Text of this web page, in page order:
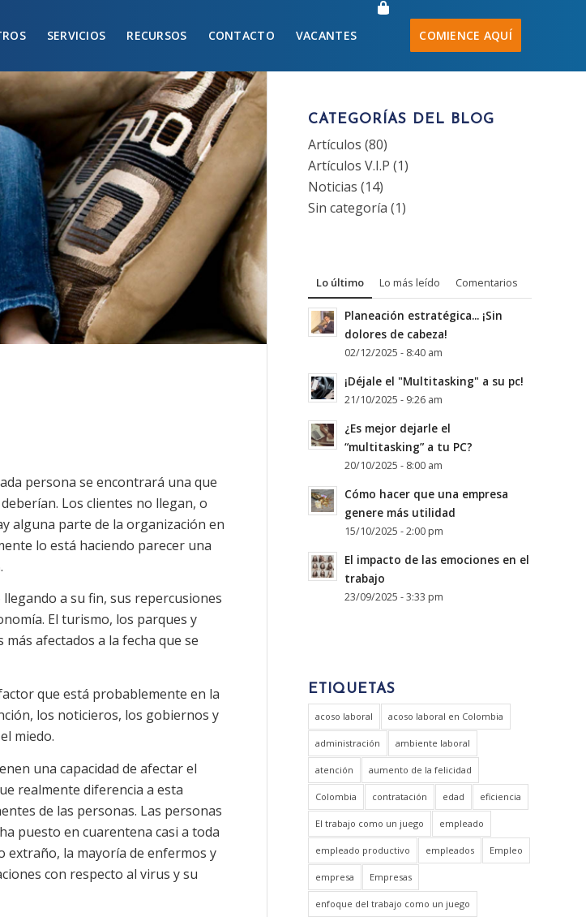
SERVICIOS RECURSOS CONTACTO VACANTES COMIENCE AQUÍ
persona se encontrará una que
Los clientes no llegan, o
alguna parte de la organización en
lo está haciendo parecer una
a su fin, sus repercusiones
El turismo, los parques y
afectados a la fecha que se
que está probablemente en la
los noticieros, los gobiernos y
miedo.
una capacidad de afectar el
realmente diferencia a esta
de las personas. Las personas
puesto en cuarentena casi a toda
extraño, la mayoría de enfermos y
con respecto al virus y su
CATEGORÍAS DEL BLOG
Artículos (80)
Artículos V.I.P (1)
Noticias (14)
Sin categoría (1)
Lo último Lo más leído Comentarios
Planeación estratégica... ¡Sin
dolores de cabeza!
02/12/2025 - 8:40 am
¡Déjale el "Multitasking" a su pc!
21/10/2025 - 9:26 am
¿Es mejor dejarle el
“multitasking” a tu PC?
20/10/2025 - 8:00 am
Cómo hacer que una empresa
genere más utilidad
15/10/2025 - 2:00 pm
El impacto de las emociones en el
trabajo
23/09/2025 - 3:33 pm
ETIQUETAS
acoso laboral acoso laboral en Colombia
administración ambiente laboral
atención aumento de la felicidad
Colombia contratación edad eficiencia
El trabajo como un juego empleado
empleado productivo empleados Empleo
empresa Empresas
enfoque del trabajo como un juego